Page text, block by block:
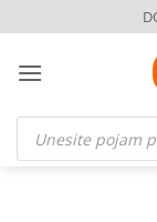
to
content
Products
search